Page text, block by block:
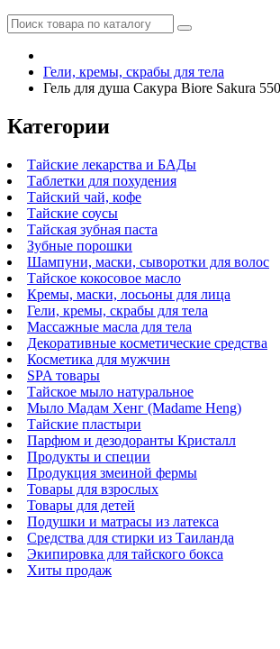
Гели, кремы, скрабы для тела
Гель для душа Сакура Biore Sakura
Категории
Тайские лекарства и БАДы
Таблетки для похудения
Тайский чай, кофе
Тайские соусы
Тайская зубная паста
Зубные порошки
Шампуни, маски, сыворотки для волос
Тайское кокосовое масло
Кремы, маски, лосьоны для лица
Гели, кремы, скрабы для тела
Массажные масла для тела
Декоративные косметические средства
Косметика для мужчин
SPA товары
Тайское мыло натуральное
Мыло Мадам Хенг (Madame Heng)
Тайские пластыри
Парфюм и дезодоранты Кристалл
Продукты и специи
Продукция змеиной фермы
Товары для взрослых
Товары для детей
Подушки и матрасы из латекса
Средства для стирки из Таиланда
Экипировка для тайского бокса
Хиты продаж